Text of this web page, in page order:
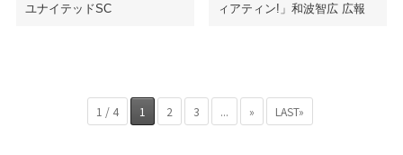
ユナイテッドSC
ィアティン!」和波智広 広報
1 / 4 1 2 3 ... » LAST»